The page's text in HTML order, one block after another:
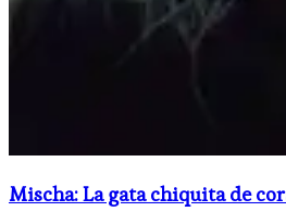
Mischa: La gata chiquita de